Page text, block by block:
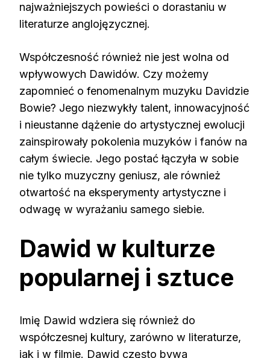
najważniejszych powieści o dorastaniu w
literaturze anglojęzycznej.
Współczesność również nie jest wolna od
wpływowych Dawidów. Czy możemy
zapomnieć o fenomenalnym muzyku Davidzie
Bowie? Jego niezwykły talent, innowacyjność
i nieustanne dążenie do artystycznej ewolucji
zainspirowały pokolenia muzyków i fanów na
całym świecie. Jego postać łączyła w sobie
nie tylko muzyczny geniusz, ale również
otwartość na eksperymenty artystyczne i
odwagę w wyrażaniu samego siebie.
Dawid w kulturze
popularnej i sztuce
Imię Dawid wdziera się również do
współczesnej kultury, zarówno w literaturze,
jak i w filmie. Dawid często bywa